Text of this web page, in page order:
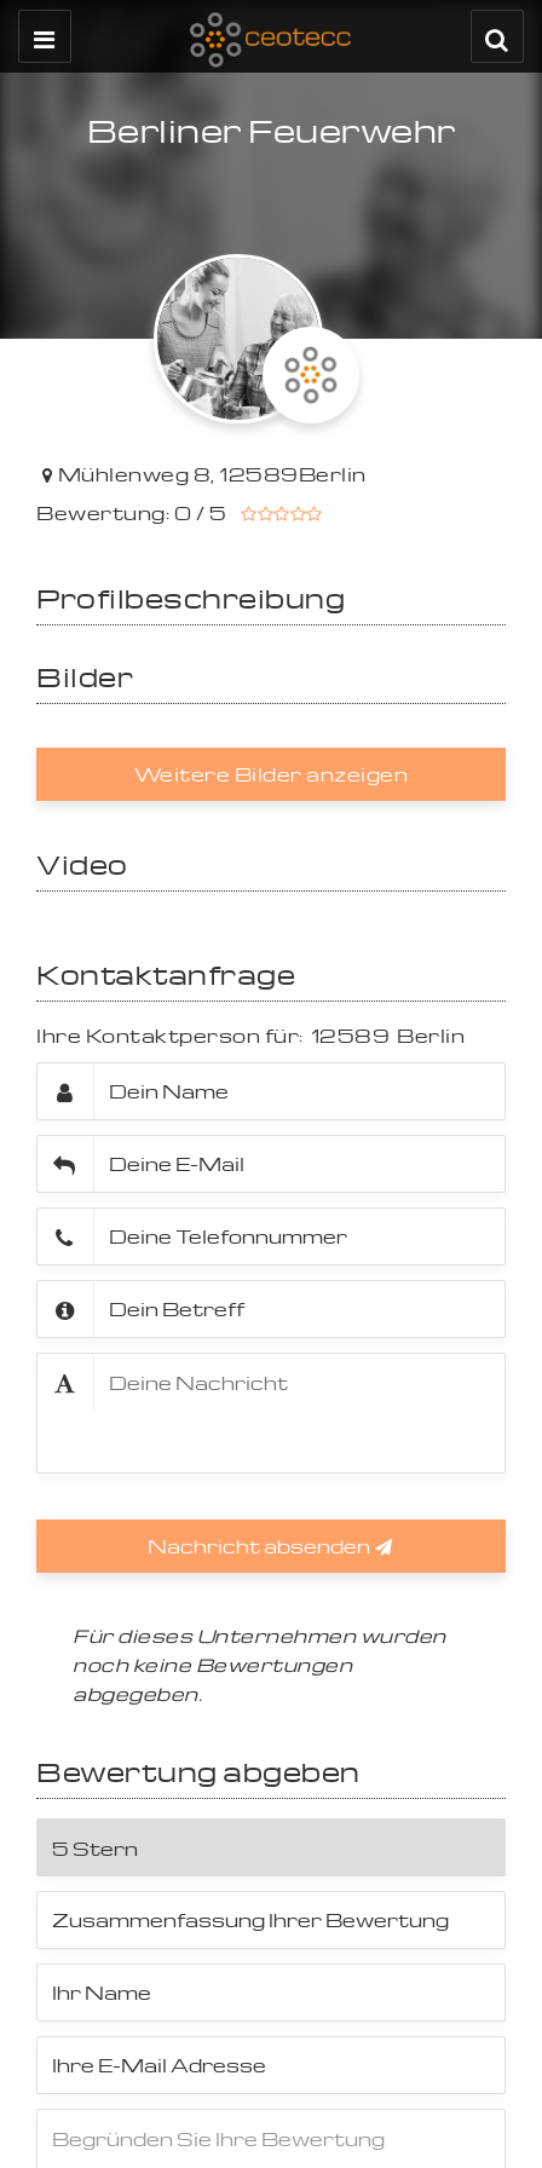
Berliner Feuerwehr
Mühlenweg 8, 12589Berlin
Bewertung: 0 / 5
Profilbeschreibung
Bilder
Weitere Bilder anzeigen
Video
Kontaktanfrage
Ihre Kontaktperson für: 12589 Berlin
Nachricht absenden
Für dieses Unternehmen wurden
noch keine Bewertungen
abgegeben.
Bewertung abgeben